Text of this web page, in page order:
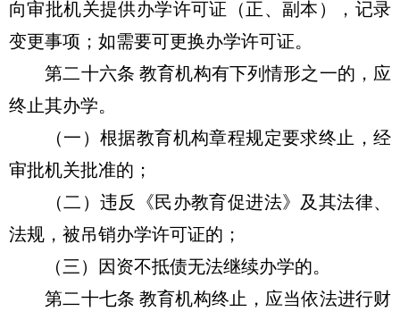
向审批机关提供办学许可证（正、副本），记录
变更事项；如需要可更换办学许可证。
第二十六条 教育机构有下列情形之一的，应
终止其办学。
（一）根据教育机构章程规定要求终止，经
审批机关批准的；
（二）违反《民办教育促进法》及其法律、
法规，被吊销办学许可证的；
（三）因资不抵债无法继续办学的。
第二十七条 教育机构终止，应当依法进行财